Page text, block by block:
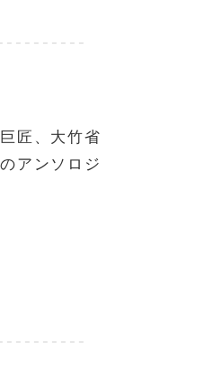
匠、大竹省
アンソロジ